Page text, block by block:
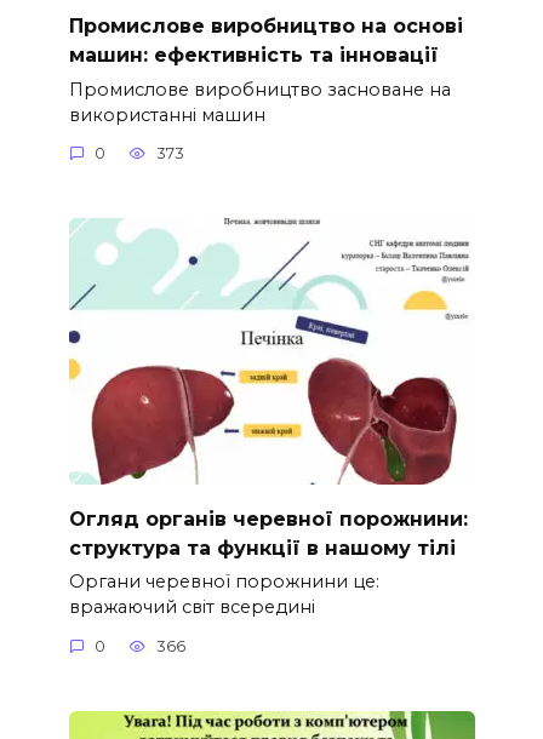
Промислове виробництво на основі
машин: ефективність та інновації
Промислове виробництво засноване на
використанні машин
0 373
Огляд органів черевної порожнини:
структура та функції в нашому тілі
Органи черевної порожнини це:
вражаючий світ всередині
0 366